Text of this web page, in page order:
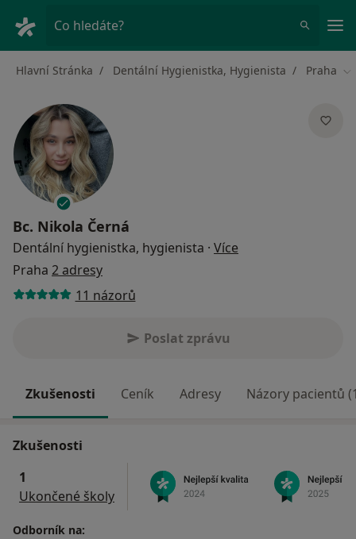
Co hledáte?
Hlavní Stránka Dentální Hygienistka, Hygienista Praha
Bc. Nikola Černá
Dentální hygienistka, hygienista · Více
Praha 2 adresy
11 názorů
Poslat zprávu
Zkušenosti Ceník Adresy Názory pacientů
Zkušenosti
1
Ukončené školy
Odborník na: